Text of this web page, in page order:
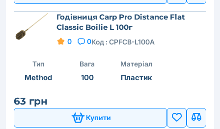
Годівниця Carp Pro Distance Flat
Classic Boilie L 100г
0 0Код : CPFCB-L100A
Тип
Method
Вага
100
Матеріал
Пластик
63 грн
Купити